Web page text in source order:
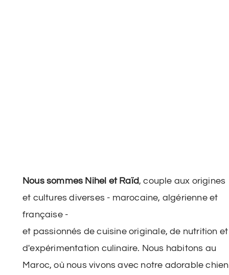
Nous sommes Nihel et Raïd, couple aux origines
et cultures diverses - marocaine, algérienne et
française -
et passionnés de cuisine originale, de nutrition et
d'expérimentation culinaire. Nous habitons au
Maroc, où nous vivons avec notre adorable chien